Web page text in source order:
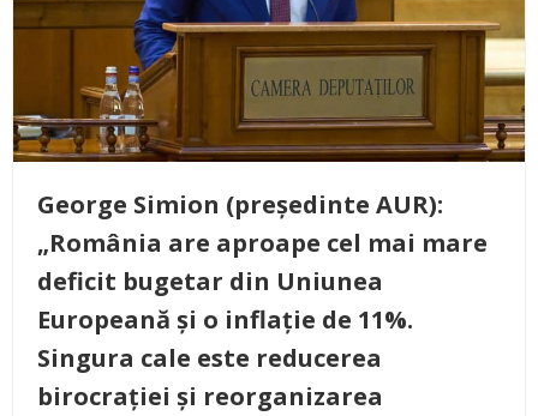
George Simion (președinte AUR):
„România are aproape cel mai mare
deficit bugetar din Uniunea
Europeană și o inflație de 11%.
Singura cale este reducerea
birocrației și reorganizarea